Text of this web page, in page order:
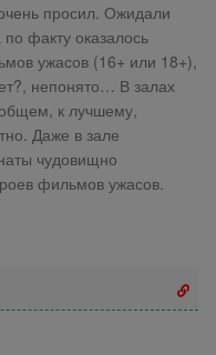
просил. Ожидали
факту оказалось
ужасов (16+ или 18+),
непонято… В залах
к лучшему,
Даже в зале
чудовищно
фильмов ужасов.